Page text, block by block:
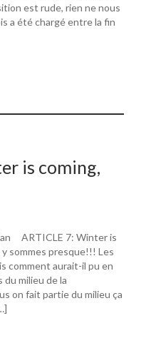
est rude, rien ne nous
a été chargé entre la fin
is coming,
ARTICLE 7: Winter is
sommes presque!!! Les
comment aurait-il pu en
milieu de la
on fait partie du milieu ça